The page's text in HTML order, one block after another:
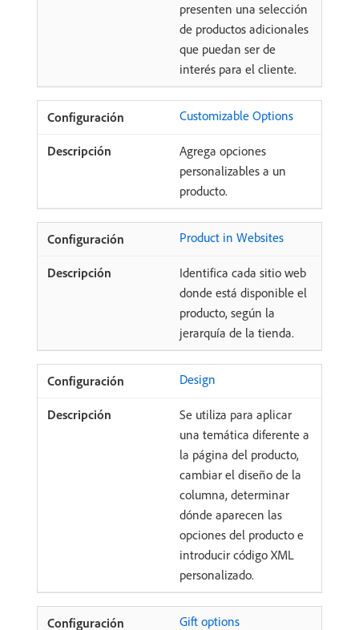
presenten una selección
de productos adicionales
que puedan ser de
interés para el cliente.
Customizable Options
Agrega opciones
personalizables a un
producto.
Product in Websites
Identifica cada sitio web
donde está disponible el
producto, según la
jerarquía de la tienda.
Design
Se utiliza para aplicar
una temática diferente a
la página del producto,
cambiar el diseño de la
columna, determinar
dónde aparecen las
opciones del producto e
introducir código XML
personalizado.
Gift options